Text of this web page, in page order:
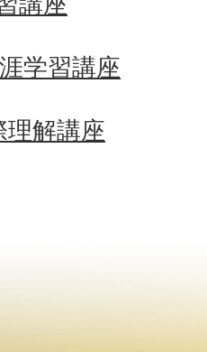
学習講座
理解講座